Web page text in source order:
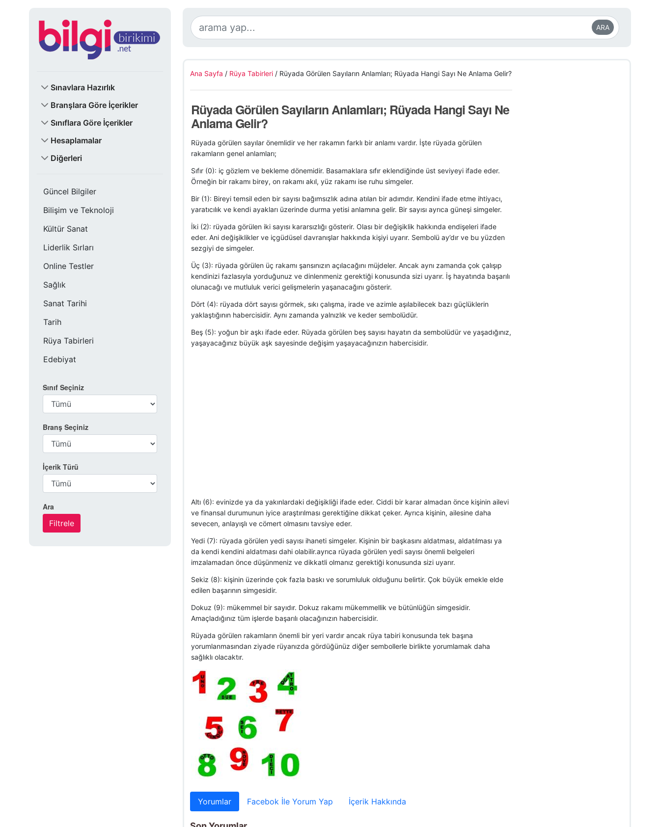
Sınavlara Hazırlık
Branşlara Göre İçerikler
Sınıflara Göre İçerikler
Hesaplamalar
Diğerleri
Güncel Bilgiler
Bilişim ve Teknoloji
Kültür Sanat
Liderlik Sırları
Online Testler
Sağlık
Sanat Tarihi
Tarih
Rüya Tabirleri
Edebiyat
Sınıf Seçiniz
Branş Seçiniz
İçerik Türü
Ara
ARA
Ana Sayfa / Rüya Tabirleri/ Rüyada Görülen Sayıların Anlamları; Rüyada Hangi Sayı Ne Anlama Gelir?
Rüyada Görülen Sayıların Anlamları; Rüyada Hangi Sayı Ne
Anlama Gelir?
Rüyada görülen sayılar önemlidir ve her rakamın farklı bir anlamı vardır. İşte rüyada görülen
rakamların genel anlamları;
Sıfır (0): iç gözlem ve bekleme dönemidir. Basamaklara sıfır eklendiğinde üst seviyeyi ifade eder.
Örneğin bir rakamı birey, on rakamı akıl, yüz rakamı ise ruhu simgeler.
Bir (1): Bireyi temsil eden bir sayısı bağımsızlık adına atılan bir adımdır. Kendini ifade etme ihtiyacı,
yaratıcılık ve kendi ayakları üzerinde durma yetisi anlamına gelir. Bir sayısı ayrıca güneşi simgeler.
İki (2): rüyada görülen iki sayısı kararsızlığı gösterir. Olası bir değişiklik hakkında endişeleri ifade
eder. Ani değişiklikler ve içgüdüsel davranışlar hakkında kişiyi uyarır. Sembolü ay’dır ve bu yüzden
sezgiyi de simgeler.
Üç (3): rüyada görülen üç rakamı şansınızın açılacağını müjdeler. Ancak aynı zamanda çok çalışıp
kendinizi fazlasıyla yorduğunuz ve dinlenmeniz gerektiği konusunda sizi uyarır. İş hayatında başarılı
olunacağı ve mutluluk verici gelişmelerin yaşanacağını gösterir.
Dört (4): rüyada dört sayısı görmek, sıkı çalışma, irade ve azimle aşılabilecek bazı güçlüklerin
yaklaştığının habercisidir. Aynı zamanda yalnızlık ve keder sembolüdür.
Beş (5): yoğun bir aşkı ifade eder. Rüyada görülen beş sayısı hayatın da sembolüdür ve yaşadığınız,
yaşayacağınız büyük aşk sayesinde değişim yaşayacağınızın habercisidir.
Altı (6): evinizde ya da yakınlardaki değişikliği ifade eder. Ciddi bir karar almadan önce kişinin ailevi
ve finansal durumunun iyice araştırılması gerektiğine dikkat çeker. Ayrıca kişinin, ailesine daha
sevecen, anlayışlı ve cömert olmasını tavsiye eder.
Yedi (7): rüyada görülen yedi sayısı ihaneti simgeler. Kişinin bir başkasını aldatması, aldatılması ya
da kendi kendini aldatması dahi olabilir.ayrıca rüyada görülen yedi sayısı önemli belgeleri
imzalamadan önce düşünmeniz ve dikkatli olmanız gerektiği konusunda sizi uyarır.
Sekiz (8): kişinin üzerinde çok fazla baskı ve sorumluluk olduğunu belirtir. Çok büyük emekle elde
edilen başarının simgesidir.
Dokuz (9): mükemmel bir sayıdır. Dokuz rakamı mükemmellik ve bütünlüğün simgesidir.
Amaçladığınız tüm işlerde başarılı olacağınızın habercisidir.
Rüyada görülen rakamların önemli bir yeri vardır ancak rüya tabiri konusunda tek başına
yorumlanmasından ziyade rüyanızda gördüğünüz diğer sembollerle birlikte yorumlamak daha
sağlıklı olacaktır.
Yorumlar Facebok İle Yorum Yap İçerik Hakkında